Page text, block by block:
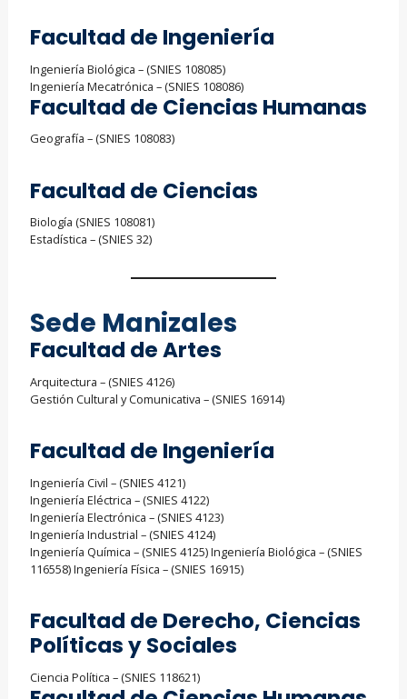
Facultad de Ingeniería
Ingeniería Biológica – (SNIES 108085)
Ingeniería Mecatrónica – (SNIES 108086)
Facultad de Ciencias Humanas
Geografía – (SNIES 108083)
Facultad de Ciencias
Biología (SNIES 108081)
Estadística – (SNIES 32)
Sede Manizales
Facultad de Artes
Arquitectura – (SNIES 4126)
Gestión Cultural y Comunicativa – (SNIES 16914)
Facultad de Ingeniería
Ingeniería Civil – (SNIES 4121)
Ingeniería Eléctrica – (SNIES 4122)
Ingeniería Electrónica – (SNIES 4123)
Ingeniería Industrial – (SNIES 4124)
Ingeniería Química – (SNIES 4125) Ingeniería Biológica – (SNIES
116558) Ingeniería Física – (SNIES 16915)
Facultad de Derecho, Ciencias
Políticas y Sociales
Ciencia Política – (SNIES 118621)